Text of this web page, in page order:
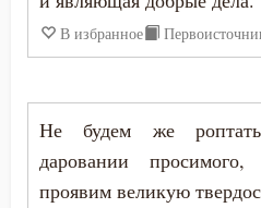
Порок
Послушание
Пост
В избранное
Не будем же
даровании
проявим великую